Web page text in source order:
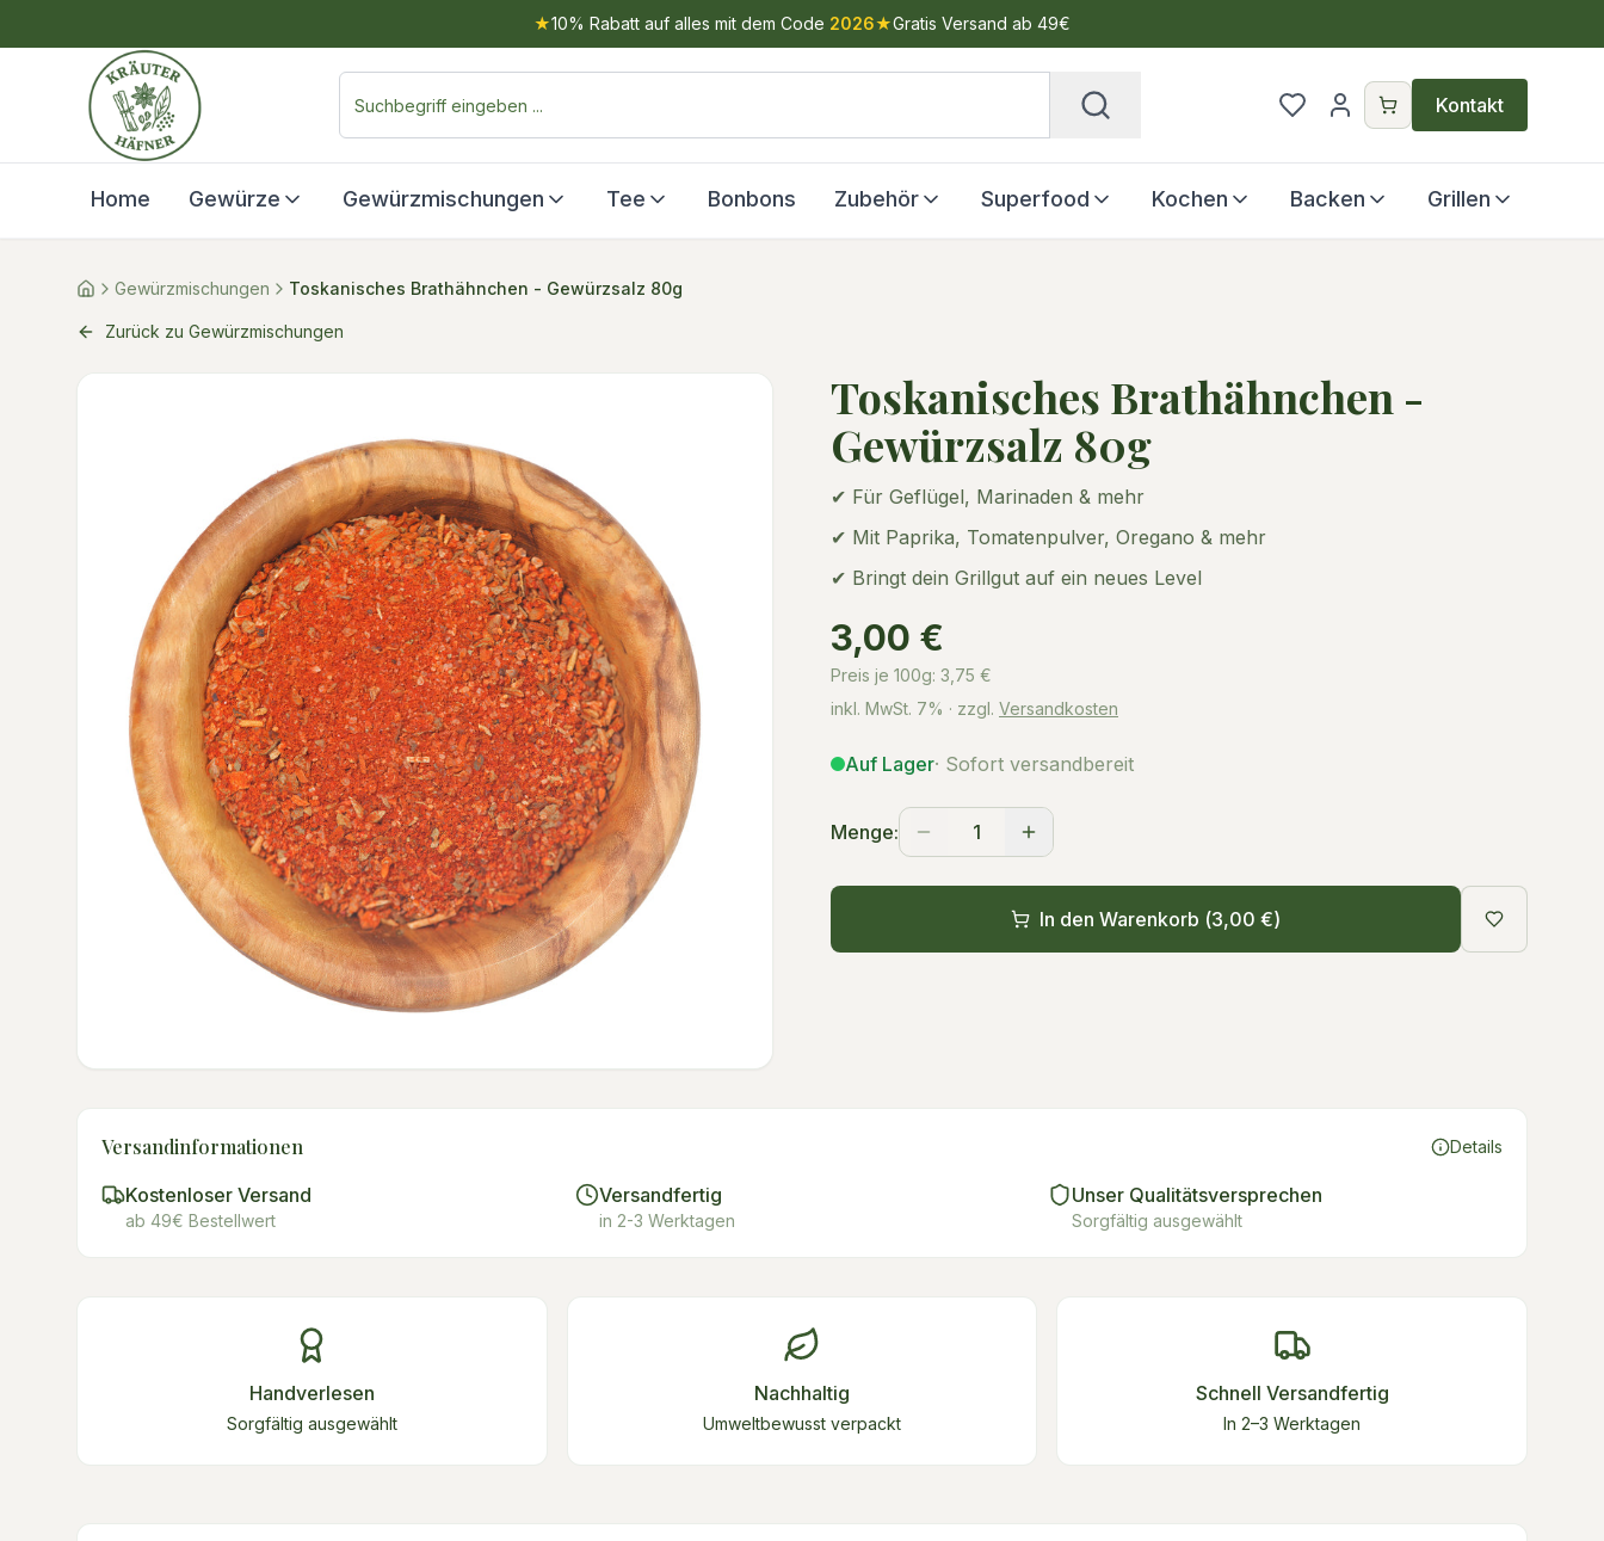
★10% Rabatt auf alles mit dem Code 2026★Gratis Versand ab 49€
Kontakt
Home Gewürze Gewürzmischungen Tee Bonbons Zubehör Superfood Kochen Backen Grillen
Gewürzmischungen Toskanisches Brathähnchen - Gewürzsalz 80g
Zurück zu Gewürzmischungen
Toskanisches Brathähnchen -
Gewürzsalz 80g
✔ Für Geflügel, Marinaden & mehr
✔ Mit Paprika, Tomatenpulver, Oregano & mehr
✔ Bringt dein Grillgut auf ein neues Level
3,00 €
Preis je 100g: 3,75 €
inkl. MwSt. 7% · zzgl. Versandkosten
Auf Lager· Sofort versandbereit
Menge: 1
In den Warenkorb (3,00 €)
Versandinformationen Details
Kostenloser Versand
ab 49€ Bestellwert
Versandfertig
in 2-3 Werktagen
Unser Qualitätsversprechen
Sorgfältig ausgewählt
Handverlesen
Sorgfältig ausgewählt
Nachhaltig
Umweltbewusst verpackt
Schnell Versandfertig
In 2–3 Werktagen